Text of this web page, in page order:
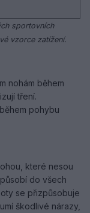
sportovních
vzorce zatížení.
nohám během
tření.
pohybu
které nesou
do všech
se přizpůsobuje
škodlivé nárazy,